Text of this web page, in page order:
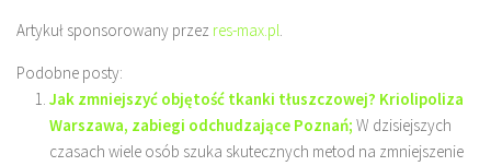
Artykuł sponsorowany przez res-max.pl.
Podobne posty:
Jak zmniejszyć objętość tkanki tłuszczowej? Kriolipoliza
Warszawa, zabiegi odchudzające Poznań; W dzisiejszych
czasach wiele osób szuka skutecznych metod na zmniejszenie